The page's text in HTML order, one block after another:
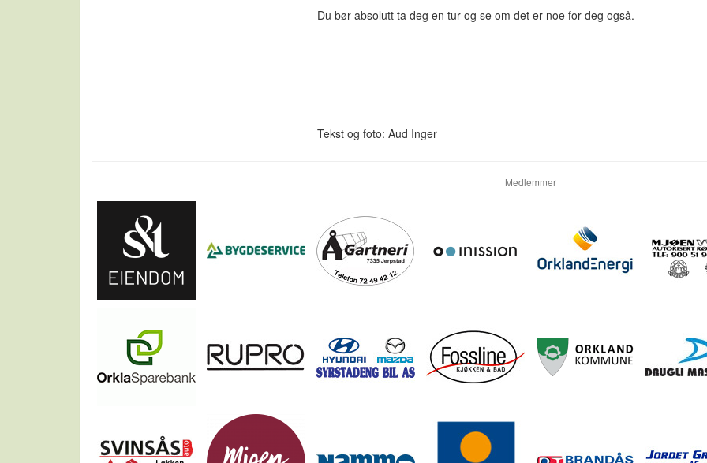
Du bør absolutt ta deg en tur og se om det er noe for deg også.
Tekst og foto: Aud Inger
Medlemmer